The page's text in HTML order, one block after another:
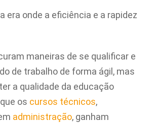
era onde a eficiência e a rapidez
maneiras de se qualificar e
de trabalho de forma ágil, mas
a qualidade da educação
os cursos técnicos,
administração, ganham